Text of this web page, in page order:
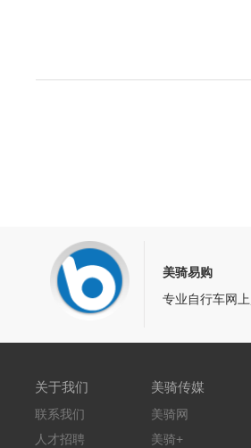
美骑易购
专业自行车网
关于我们
联系我们
人才招聘
美骑传媒
美骑网
美骑+